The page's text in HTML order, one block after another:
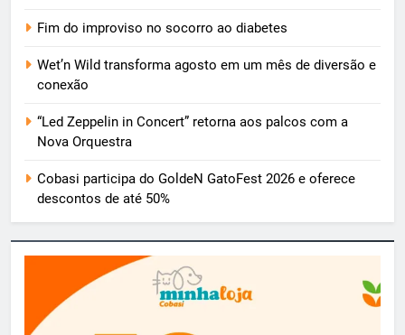
Fim do improviso no socorro ao diabetes
Wet’n Wild transforma agosto em um mês de diversão e
conexão
“Led Zeppelin in Concert” retorna aos palcos com a
Nova Orquestra
Cobasi participa do GoldeN GatoFest 2026 e oferece
descontos de até 50%